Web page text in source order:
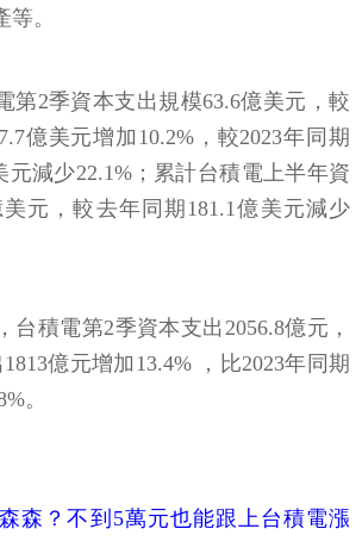
。
第2季資本支出規模63.6億美元，較
億美元增加10.2%，較2023年同期
元減少22.1%；累計台積電上半年資
元，較去年同期181.1億美元減少
台積電第2季資本支出2056.8億元，
億元增加13.4% ，比2023年同期
。
森？不到5萬元也能跟上台積電漲